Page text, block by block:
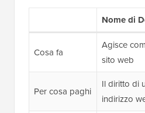
Nome di
Cosa fa
Agisce
sito web
Per cosa paghi
Il diritto di
indirizzo